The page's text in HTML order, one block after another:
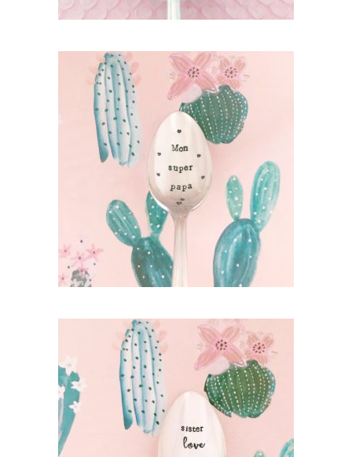
PETITE CUILLÈRE GRAVÉE VINTAGE : MON
SUPER PAPA
35,00
AJOUTER AU PANIER
PETITE CUILLÈRE GRAVÉE VINTAGE :
SISTER LOVE
35,00€